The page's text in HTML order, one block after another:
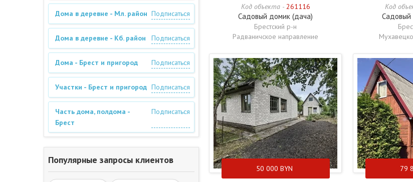
Дома в деревне - Мл. район Подписаться
Дома в деревне - Кб. район Подписаться
Дома - Брест и пригород Подписаться
Участки - Брест и пригород Подписаться
Часть дома, полдома -
Брест
Подписаться
Популярные запросы клиентов
Код объекта - 261116
Садовый домик (дача)
Брестский р-н
Радваничское направление
Код
Садовый
50 000 BYN 79